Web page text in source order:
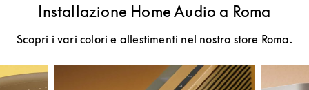
Installazione Home Audio a Roma
Scopri i vari colori e allestimenti nel nostro store Roma.